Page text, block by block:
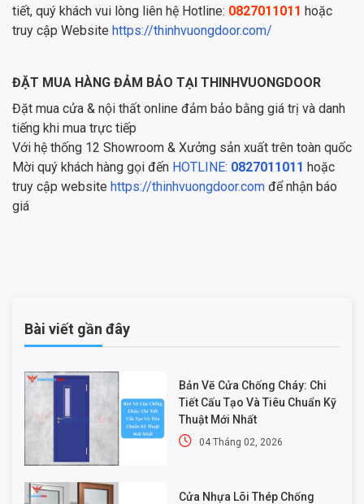
tiết, quý khách vui lòng liên hệ Hotline: 0827011011 hoặc
truy cập Website https://thinhvuongdoor.com/
ĐẶT MUA HÀNG ĐẢM BẢO TẠI THINHVUONGDOOR
Đặt mua cửa & nội thất online đảm bảo bằng giá trị và danh
tiếng khi mua trực tiếp
Với hệ thống 12 Showroom & Xưởng sản xuất trên toàn quốc
Mời quý khách hàng gọi đến HOTLINE: 0827011011 hoặc
truy cập website https://thinhvuongdoor.com để nhận báo
giá
Bài viết gần đây
Bản Vẽ Cửa Chống Cháy: Chi
Tiết Cấu Tạo Và Tiêu Chuẩn Kỹ
Thuật Mới Nhất
04 Tháng 02, 2026
Cửa Nhựa Lõi Thép Chống